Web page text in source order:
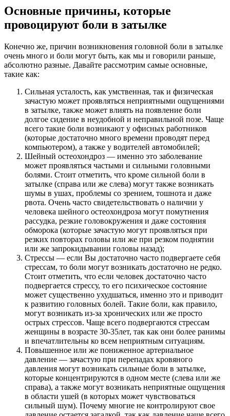
Основные причины, которые
провоцируют боли в затылке
Конечно же, причин возникновения головной боли в затылке
очень много и боли могут быть, как мы и говорили раньше,
абсолютно разные. Давайте рассмотрим самые основные,
такие как:
Сильная усталость, как умственная, так и физическая
зачастую может проявляться неприятными ощущениями
в затылке, также может влиять на появление боли
долгое сидение в неудобной и неправильной позе. Чаще
всего такие боли возникают у офисных работников
(которые достаточно много времени проводят перед
компьютером), а также у водителей автомобилей;
Шейный остеохондроз — именно это заболевание
может проявляться частыми и сильными головными
болями. Стоит отметить, что кроме сильной боли в
затылке (справа или же слева) могут также возникать
шумы в ушах, проблемы со зрением, тошнота и даже
рвота. Очень часто свидетельствовать о наличии у
человека шейного остеохондроза могут помутнения
рассудка, резкие головокружения и даже состояния
обморока (которые зачастую могут проявляться при
резких повторах головы или же при резком поднятии
или же запрокидывании головы назад);
Стрессы — если Вы достаточно часто подвергаете себя
стрессам, то боли могут возникать достаточно не редко.
Стоит отметить, что если человек достаточно часто
подвергается стрессу, то его психическое состояние
может существенно ухудшаться, именно это и приводит
к развитию головных болей. Такие боли, как правило,
могут возникать из-за хронических или же просто
острых стрессов. Чаще всего подвергаются стрессам
женщины в возрасте 30-35лет, так как они более ранимы
и впечатлительны ко всем неприятным ситуациям.
Повышенное или же пониженное артериальное
давление — зачастую при перепадах кровяного
давления могут возникать сильные боли в затылке,
которые концентрируются в одном месте (слева или же
справа), а также могут возникать неприятные ощущения
в области ушей (в которых может чувствоваться
сильный шум). Почему многие не контролируют свое